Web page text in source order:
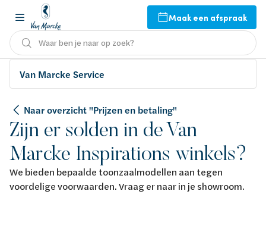
Maak een afspraak
Waar ben je naar op zoek?
Van Marcke Service
Naar overzicht "Prijzen en betaling"
Zijn er solden in de Van
Marcke Inspirations winkels?
We bieden bepaalde toonzaalmodellen aan tegen
voordelige voorwaarden. Vraag er naar in je showroom.